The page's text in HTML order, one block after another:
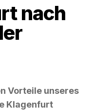
nach
Vorteile unseres
Klagenfurt